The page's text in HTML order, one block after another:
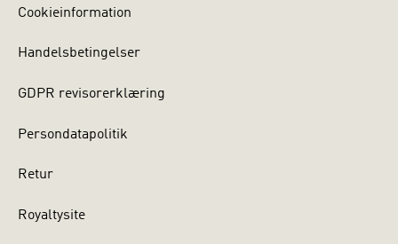
Cookieinformation
Handelsbetingelser
GDPR revisorerklæring
Persondatapolitik
Retur
Royaltysite